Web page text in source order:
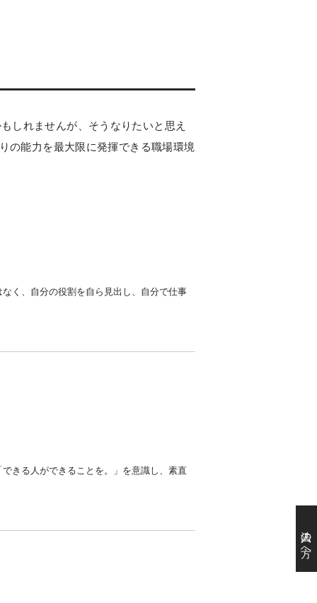
法人の方へ
しれませんが、そうなりたいと思え
の能力を最大限に発揮できる職場環境
く、自分の役割を自ら見出し、自分で仕事
きる人ができることを。」を意識し、素直